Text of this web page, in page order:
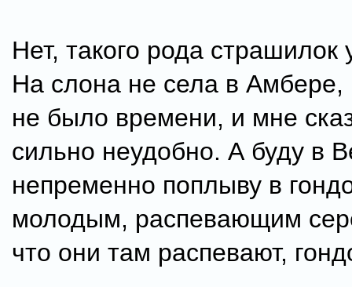
Нет, такого рода страшилок
На слона не села в Амбере,
не было времени, и мне
сильно неудобно. А буду в
непременно поплыву в
молодым, распевающим
что они там распевают,